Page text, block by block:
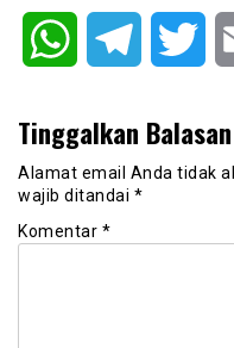
WhatsAppTelegram
Tinggalkan Balasan
Alamat email Anda tidak
wajib ditandai *
Komentar *